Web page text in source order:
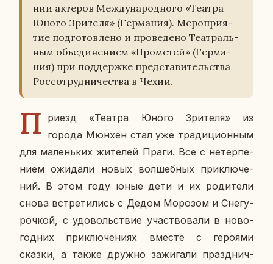
нии ак­те­ров Меж­ду­на­род­но­го «Театра
Юного Зри­те­ля» (Гер­ма­ния). Ме­ро­при­я­
тие под­го­тов­ле­но и про­ве­де­но Те­ат­раль­
ным объ­еди­не­ни­ем «Про­ме­тей» (Гер­ма­
ния) при под­держ­ке пред­ста­ви­тель­ства
Рос­со­труд­ни­че­ства в Чехии.
П риезд «Театра Юного Зри­те­ля» из
города Мюнхен стал уже тра­ди­ци­он­ным
для ма­лень­ких жи­те­лей Праги. Все с нетер­пе­
ни­ем ожи­да­ли новых вол­шеб­ных при­клю­че­
ний. В этом году юные дети и их ро­ди­те­ли
снова встре­ти­лись с Дедом Мо­ро­зом и Сне­гу­
роч­кой, с удо­воль­ствие участ­во­ва­ли в но­во­
год­них при­клю­че­ни­ях вместе с ге­ро­я­ми
сказки, а также дружно за­жи­га­ли празд­нич­